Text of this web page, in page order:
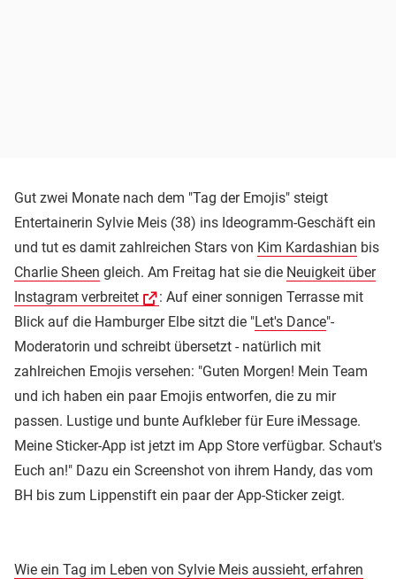
Gut zwei Monate nach dem "Tag der Emojis" steigt
Entertainerin Sylvie Meis (38) ins Ideogramm-Geschäft ein
und tut es damit zahlreichen Stars von Kim Kardashian bis
Charlie Sheen gleich. Am Freitag hat sie die Neuigkeit über
Instagram verbreitet
: Auf einer sonnigen Terrasse mit
Blick auf die Hamburger Elbe sitzt die "Let's Dance"-
Moderatorin und schreibt übersetzt - natürlich mit
zahlreichen Emojis versehen: "Guten Morgen! Mein Team
und ich haben ein paar Emojis entworfen, die zu mir
passen. Lustige und bunte Aufkleber für Eure iMessage.
Meine Sticker-App ist jetzt im App Store verfügbar. Schaut's
Euch an!" Dazu ein Screenshot von ihrem Handy, das vom
BH bis zum Lippenstift ein paar der App-Sticker zeigt.
Wie ein Tag im Leben von Sylvie Meis aussieht, erfahren